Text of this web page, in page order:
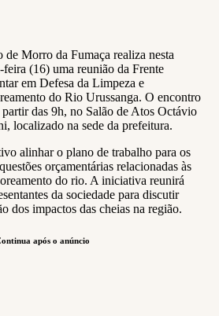
de Morro da Fumaça realiza nesta
feira (16) uma reunião da Frente
em Defesa da Limpeza e
do Rio Urussanga. O encontro
partir das 9h, no Salão de Atos Octávio
localizado na sede da prefeitura.
alinhar o plano de trabalho para os
orçamentárias relacionadas às
do rio. A iniciativa reunirá
da sociedade para discutir
dos impactos das cheias na região.
após o anúncio